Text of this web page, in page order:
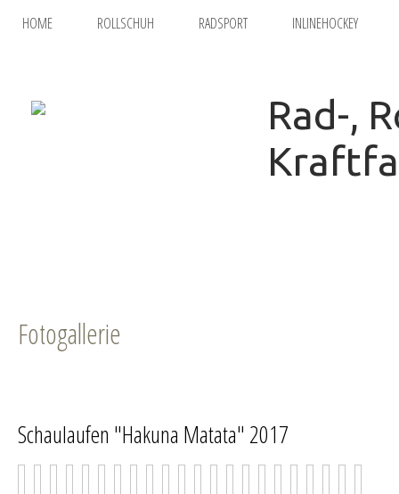
HOME ROLLSCHUH RADSPORT INLINEHOCKEY
Rad-,
Fotogallerie
Schaulaufen "Hakuna Matata" 2017